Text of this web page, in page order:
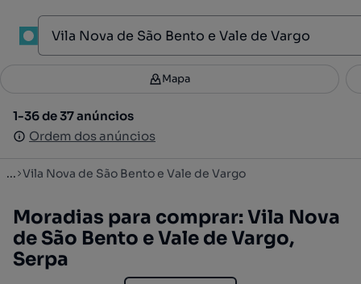
Filtros 2
1-36 de 37 anúncios
Ordem dos anúncios
Mapa
1-36 de 37 anúncios
Ordem dos anúncios
... Vila Nova de São Bento e Vale de Vargo
Moradias para comprar: Vila Nova
de São Bento e Vale de Vargo,
Serpa